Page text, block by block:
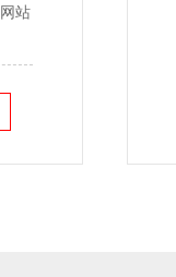
站